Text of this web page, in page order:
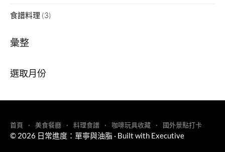
食譜料理 (3)
彙整
整
首頁 美食餐廳 料理食譜 咖啡玩具收藏 國外景點打卡
© 2026 日常進度：單寧與油脂 · Built with Executive